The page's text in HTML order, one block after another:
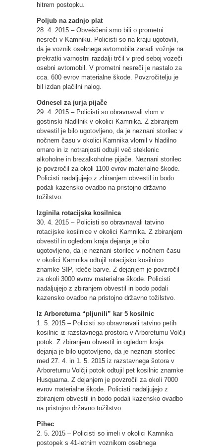
hitrem postopku.
Poljub na zadnjo plat
28. 4. 2015 – Obveščeni smo bili o prometni
nesreči v Kamniku. Policisti so na kraju ugotovili,
da je voznik osebnega avtomobila zaradi vožnje na
prekratki varnostni razdalji trčil v pred seboj vozeči
osebni avtomobil. V prometni nesreči je nastalo za
cca. 600 evrov materialne škode. Povzročitelju je
bil izdan plačilni nalog.
Odnesel za jurja pijače
29. 4. 2015 – Policisti so obravnavali vlom v
gostinski hladilnik v okolici Kamnika. Z zbiranjem
obvestil je bilo ugotovljeno, da je neznani storilec v
nočnem času v okolici Kamnika vlomil v hladilno
omaro in iz notranjosti odtujil več steklenic
alkoholne in brezalkoholne pijače. Neznani storilec
je povzročil za okoli 1100 evrov materialne škode.
Policisti nadaljujejo z zbiranjem obvestil in bodo
podali kazensko ovadbo na pristojno državno
tožilstvo.
Izginila rotacijska kosilnica
30. 4. 2015 – Policisti so obravnavali tatvino
rotacijske kosilnice v okolici Kamnika. Z zbiranjem
obvestil in ogledom kraja dejanja je bilo
ugotovljeno, da je neznani storilec v nočnem času
v okolici Kamnika odtujil rotacijsko kosilnico
znamke SIP, rdeče barve. Z dejanjem je povzročil
za okoli 3000 evrov materialne škode. Policisti
nadaljujejo z zbiranjem obvestil in bodo podali
kazensko ovadbo na pristojno državno tožilstvo.
Iz Arboretuma “pljunili” kar 5 kosilnic
1. 5. 2015 – Policisti so obravnavali tatvino petih
kosilnic iz razstavnega prostora v Arboretumu Volčji
potok. Z zbiranjem obvestil in ogledom kraja
dejanja je bilo ugotovljeno, da je neznani storilec
med 27. 4. in 1. 5. 2015 iz razstavnega šotora v
Arboretumu Volčji potok odtujil pet kosilnic znamke
Husquarna. Z dejanjem je povzročil za okoli 7000
evrov materialne škode. Policisti nadaljujejo z
zbiranjem obvestil in bodo podali kazensko ovadbo
na pristojno državno tožilstvo.
Pihec
2. 5. 2015 – Policisti so imeli v okolici Kamnika
postopek s 41-letnim voznikom osebnega